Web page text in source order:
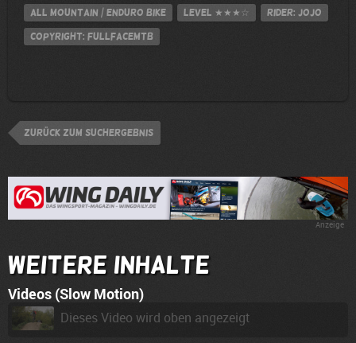
All Mountain / Enduro Bike Level ★★★☆ Rider: Jojo
Copyright: FULLFACEMTB
zurück zum Suchergebnis
Anzeige
Weitere Inhalte
Videos (Slow Motion)
Dieses Video wird oben angezeigt